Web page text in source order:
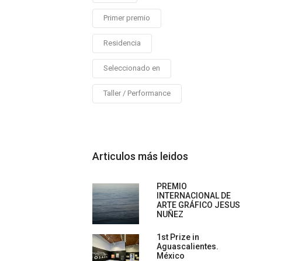
Primer premio
Residencia
Seleccionado en
Taller / Performance
Articulos más leidos
PREMIO
INTERNACIONAL DE
ARTE GRÁFICO JESUS
NUÑEZ
1st Prize in
Aguascalientes.
México